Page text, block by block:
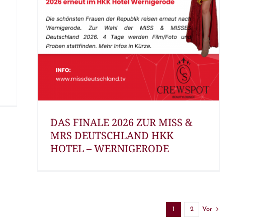
DAS FINALE 2026 ZUR MISS &
MRS DEUTSCHLAND HKK
HOTEL – WERNIGERODE
1 2 Vor